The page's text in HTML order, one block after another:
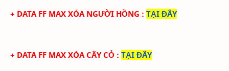
+ DATA FF MAX XÓA NGƯỜI HỒNG : TẠI ĐÂY
+ DATA FF MAX XÓA CÂY CỎ : TẠI ĐÂY